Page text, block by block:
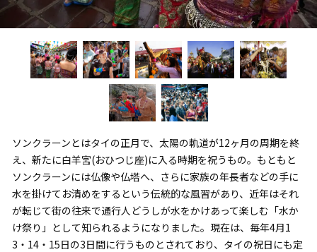
ソンクラーンとはタイの正月で、太陽の軌道が12ヶ月の周期を終
え、新たに白羊宮(おひつじ座)に入る時期を祝うもの。もともと
ソンクラーンには仏像や仏塔へ、さらに家族の年長者などの手に
水を掛けてお清めをするという伝統的な風習があり、近年はそれ
が転じて街の往来で通行人どうしが水をかけあって楽しむ「水か
け祭り」として知られるようになりました。現在は、毎年4月1
3・14・15日の3日間に行うものとされており、タイの祝日にも定